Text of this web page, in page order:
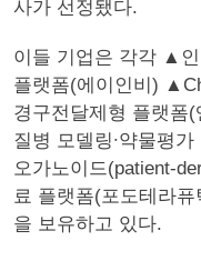
사가 선정됐다.
이들 기업은 각각 ▲
플랫폼(에이인비)
경구전달제형 플랫폼
질병 모델링∙약물평
오가노이드(patient-
료 플랫폼(포도테라
을 보유하고 있다.